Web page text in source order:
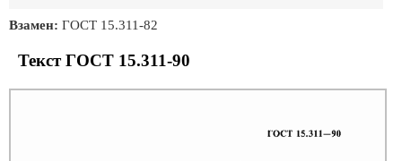
Взамен: ГОСТ 15.311-82
Текст ГОСТ 15.311-90